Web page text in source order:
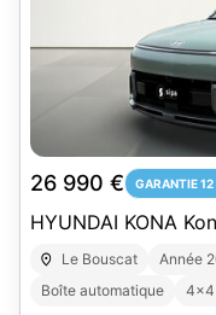
26 990 € GARANTIE 12
HYUNDAI KONA
Le Bouscat Année
Boîte automatique
4x4